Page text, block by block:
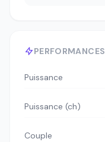
PERFORMANCES
Puissance
Puissance (ch)
Couple